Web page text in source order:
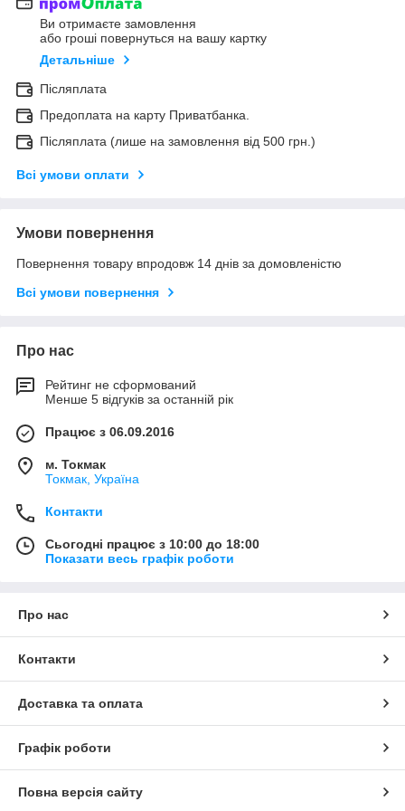
Ви отримаєте замовлення
або гроші повернуться на вашу картку
Детальніше
Післяплата
Предоплата на карту Приватбанка.
Післяплата (лише на замовлення від 500 грн.)
Всі умови оплати
Умови повернення
Повернення товару впродовж 14 днів за домовленістю
Всі умови повернення
Про нас
Рейтинг не сформований
Менше 5 відгуків за останній рік
Працює з 06.09.2016
м. Токмак
Токмак, Україна
Контакти
Сьогодні працює з 10:00 до 18:00
Показати весь графік роботи
Про нас
Контакти
Доставка та оплата
Графік роботи
Повна версія сайту